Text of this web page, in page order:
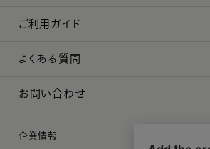
ご利用ガイド
よくある質問
お問い合わせ
企業情報